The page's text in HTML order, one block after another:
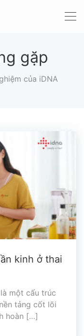
gặp
của iDNA
kinh ở thai
một cấu trúc
tảng cốt lõi
hoàn […]